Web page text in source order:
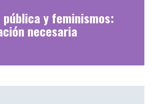
pública y feminismos:
necesaria